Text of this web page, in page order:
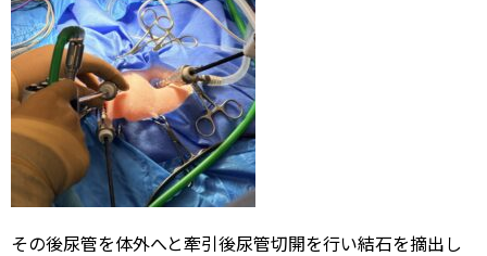
その後尿管を体外へと牽引後尿管切開を行い結石を摘出し